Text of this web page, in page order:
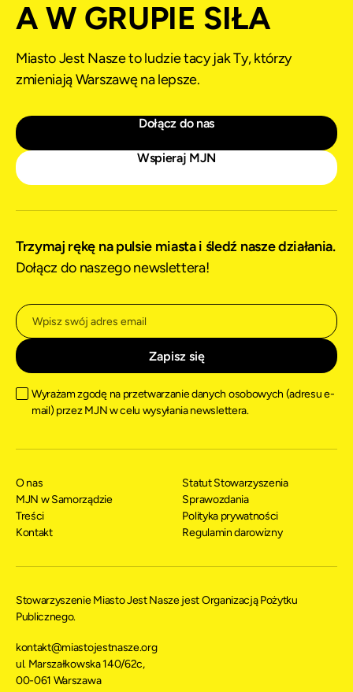
A W GRUPIE SIŁA
Miasto Jest Nasze to ludzie tacy jak Ty, którzy
zmieniają Warszawę na lepsze.
Dołącz do nas
Wspieraj MJN
Trzymaj rękę na pulsie miasta i śledź nasze działania.
Dołącz do naszego newslettera!
Wyrażam zgodę na przetwarzanie danych osobowych (adresu e-
mail) przez MJN w celu wysyłania newslettera.
Stowarzyszenie Miasto Jest Nasze jest Organizacją Pożytku
Publicznego.
kontakt@miastojestnasze.org
ul. Marszałkowska 140/62c,
00-061 Warszawa
O nas
MJN w Samorządzie
Treści
Kontakt
Statut Stowarzyszenia
Sprawozdania
Polityka prywatności
Regulamin darowizny